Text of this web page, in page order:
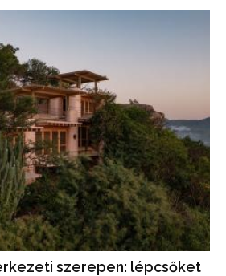
szerepen: lépcsőket